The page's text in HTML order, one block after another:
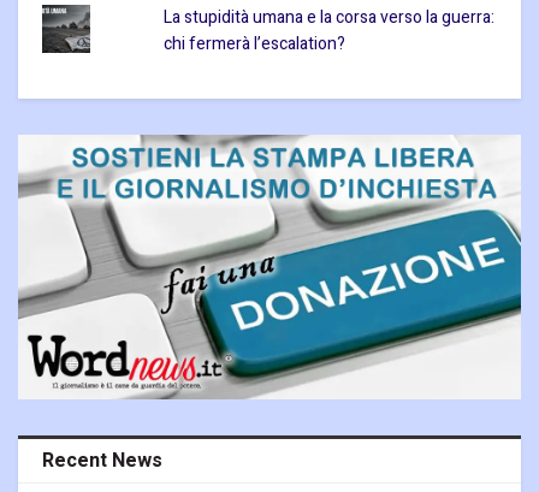
La stupidità umana e la corsa verso la guerra:
chi fermerà l’escalation?
Recent News